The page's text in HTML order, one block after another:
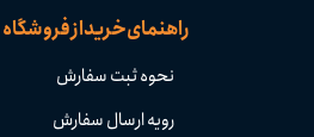
راهنمای خرید از فروشگاه
نحوه ثبت سفارش
رویه ارسال سفارش